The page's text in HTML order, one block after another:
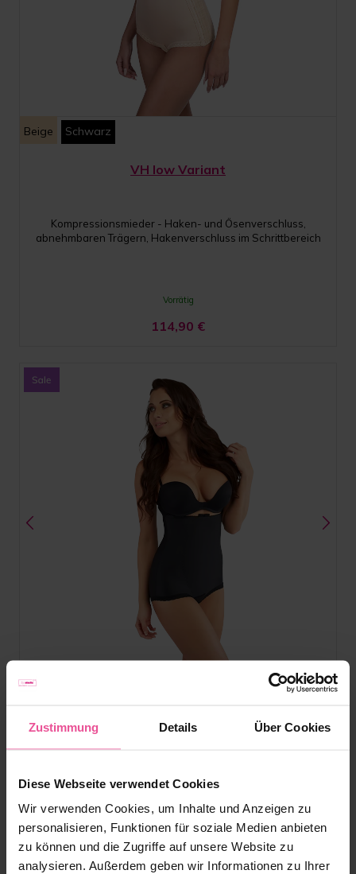
Zustimmung Details Über Cookies
Diese Webseite verwendet Cookies
Wir verwenden Cookies, um Inhalte und Anzeigen zu
personalisieren, Funktionen für soziale Medien anbieten
zu können und die Zugriffe auf unsere Website zu
analysieren. Außerdem geben wir Informationen zu Ihrer
Beige Schwarz
VH low Variant
Kompressionsmieder - Haken- und Ösenverschluss,
abnehmbaren Trägern, Hakenverschluss im Schrittbereich
Vorrätig
114,90 €
VH unique Variant
Kompressionsmieder der zweiten Stufe - 3D-
Massagematerial, seitlicher Haken- und Ösenverschluss,
Hakenverschluss im Schrittbereich
Vorrätig